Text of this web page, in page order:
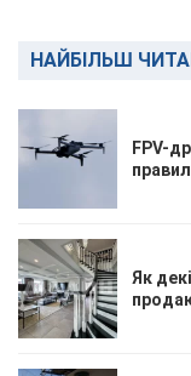
НАЙБІЛЬШ
FPV-
Як